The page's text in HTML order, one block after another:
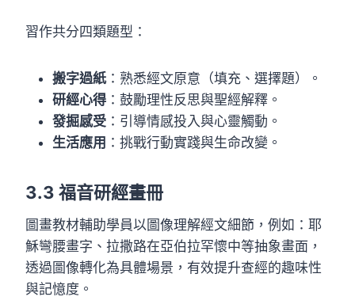
習作共分四類題型：
搬字過紙：熟悉經文原意（填充、選擇題）。
研經心得 ：鼓勵理性反思與聖經解釋。
發掘感受 ：引導情感投入與心靈觸動。
生活應用 ：挑戰行動實踐與生命改變。
3.3 福音研經畫冊
圖畫教材輔助學員以圖像理解經文細節，例如：耶
穌彎腰畫字、拉撒路在亞伯拉罕懷中等抽象畫面，
透過圖像轉化為具體場景，有效提升查經的趣味性
與記憶度。